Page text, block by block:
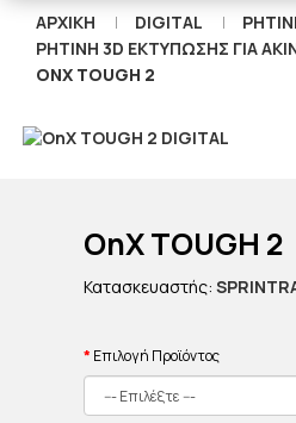
ΑΡΧΙΚΉ DIGITAL
ΡΗΤΊΝΗ 3D ΕΚΤΎΠΩΣΗΣ ΓΙΑ
ONX TOUGH 2
OnX TOUGH 2
Κατασκευαστής:
Επιλογή Προϊόντος